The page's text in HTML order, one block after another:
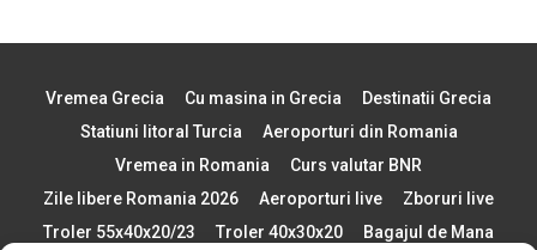
Vremea Grecia Cu masina in Grecia
Destinatii Grecia
Statiuni litoral Turcia
Aeroporturi din Romania
Vremea in Romania
Curs valutar BNR
Zile libere Romania 2026
Aeroporturi live
Zboruri live
Troler 55x40x20/23
Troler 40x30x20
Bagajul de Mana